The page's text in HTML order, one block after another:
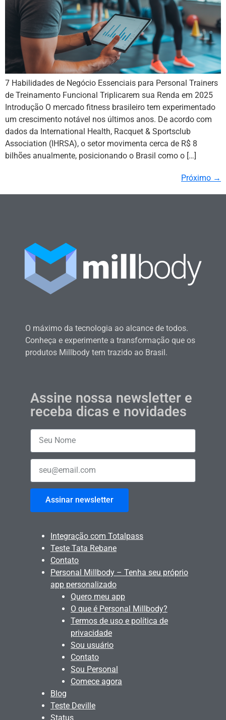
7 Habilidades de Negócio Essenciais para Personal Trainers
de Treinamento Funcional Triplicarem sua Renda em 2025
Introdução O mercado fitness brasileiro tem experimentado
um crescimento notável nos últimos anos. De acordo com
dados da International Health, Racquet & Sportsclub
Association (IHRSA), o setor movimenta cerca de R$ 8
bilhões anualmente, posicionando o Brasil como o […]
Próximo →
O máximo da tecnologia ao alcance de todos.
Conheça e experimente a transformação que os
produtos Millbody tem trazido ao Brasil.
Assine nossa newsletter e
receba dicas e novidades
Assinar newsletter
Integração com Totalpass
Teste Tata Rebane
Contato
Personal Millbody – Tenha seu próprio
app personalizado
Quero meu app
O que é Personal Millbody?
Termos de uso e política de
privacidade
Sou usuário
Contato
Sou Personal
Comece agora
Blog
Teste Deville
Status